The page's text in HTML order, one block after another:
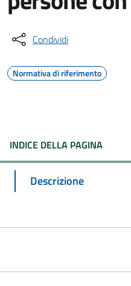
Condividi
Normativa di riferimento
INDICE DELLA PAGINA
Descrizione